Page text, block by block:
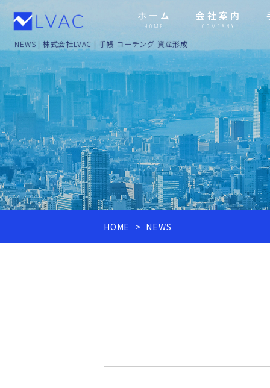
ホーム
HOME
会社案内
COMPANY
NEWS | 株式会社LVAC | 手帳 コーチング 資産形成
HOME NEWS